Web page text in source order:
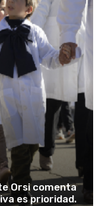
Orsi comenta
es prioridad.